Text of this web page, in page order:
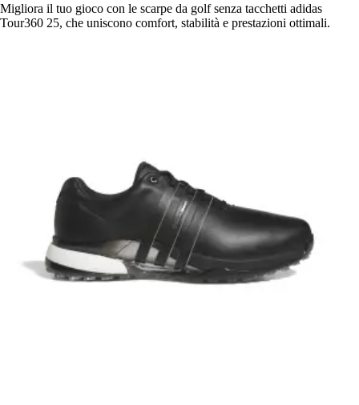
Migliora il tuo gioco con le scarpe da golf senza tacchetti adidas
Tour360 25, che uniscono comfort, stabilità e prestazioni ottimali.